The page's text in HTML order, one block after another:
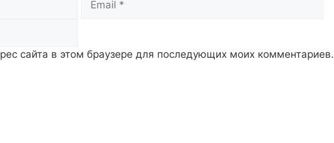
сайта в этом браузере для последующих моих комментариев.